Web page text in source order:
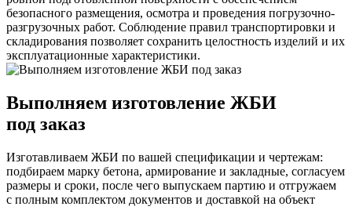
безопасного размещения, осмотра и проведения погрузочно-
разгрузочных работ. Соблюдение правил транспортировки и
складирования позволяет сохранить целостность изделий и их
эксплуатационные характеристики.
Выполняем изготовление ЖБИ
под заказ
Изготавливаем ЖБИ по вашей спецификации и чертежам:
подбираем марку бетона, армирование и закладные, согласуем
размеры и сроки, после чего выпускаем партию и отгружаем
с полным комплектом документов и доставкой на объект